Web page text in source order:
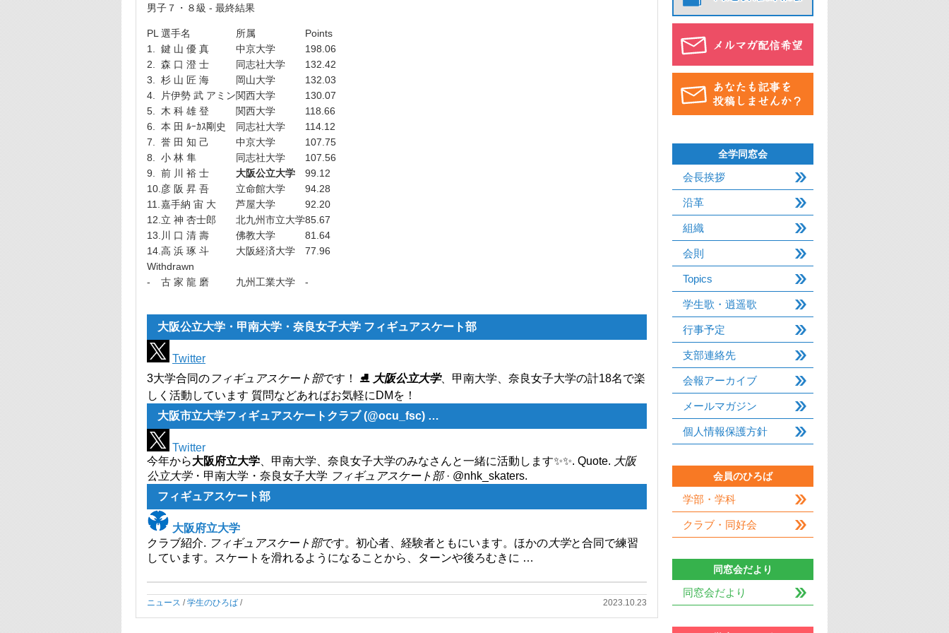
男子７・８級 - 最終結果
PL 選手名 所属
Points
1.
鍵 山 優 真 中京大学
198.06
2.
森 口 澄 士 同志社大学
132.42
3.
杉 山 匠 海 岡山大学
132.03
4.
片伊勢 武 アミン関西大学
130.07
5.
木 科 雄 登 関西大学
118.66
6.
本 田 ﾙｰｶｽ剛史 同志社大学
114.12
7.
誉 田 知 己 中京大学
107.75
8.
小 林 隼 同志社大学
107.56
9.
前 川 裕 士 大阪公立大学
99.12
10. 彦 阪 昇 吾 立命館大学
94.28
11. 嘉手納 宙 大 芦屋大学
92.20
12. 立 神 杏士郎 北九州市立大学85.67
13. 川 口 清 壽 佛教大学
81.64
14. 高 浜 琢 斗 大阪経済大学
77.96
Withdrawn
-
古 家 龍 磨 九州工業大学 -
大阪公立大学・甲南大学・奈良女子大学 フィギュアスケート部
Twitter
3大学合同の フィギュアスケート部です！ ⛸ 大阪公立大学、甲南大学、奈良女子大学の計18名で楽
しく活動しています 質問などあればお気軽にDMを！
大阪市立大学フィギュアスケートクラブ (@ocu_fsc) …
Twitter
今年から大阪府立大学 、甲南大学、奈良女子大学のみなさんと一緒に活動します✨✨. Quote. 大阪
公立大学・甲南大学・奈良女子大学 フィギュアスケート部· @nhk_skaters.
フィギュアスケート部
大阪府立大学
クラブ紹介. フィギュアスケート部です。初心者、経験者ともにいます。ほかの大学と合同で練習
しています。スケートを滑れるようになることから、ターンや後ろむきに …
ニュース /学生のひろば / 2023.10.23
全学同窓会
会長挨拶
沿革
組織
会則
Topics
学生歌・逍遥歌
行事予定
支部連絡先
会報アーカイブ
メールマガジン
個人情報保護方針
会員のひろば
学部・学科
クラブ・同好会
同窓会だより
同窓会だより